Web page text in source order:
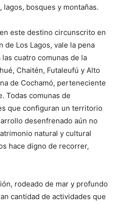
bosques y montañas.
este destino circunscrito en
de Los Lagos, vale la pena
cuatro comunas de la
Chaitén, Futaleufú y Alto
de Cochamó, perteneciente
Todas comunas de
que configuran un territorio
desenfrenado aún no
natural y cultural
hace digno de recorrer,
rodeado de mar y profundo
cantidad de actividades que